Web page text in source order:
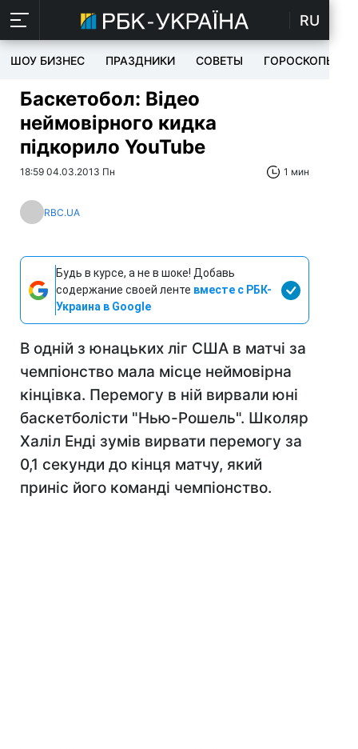
RU
ШОУ БИЗНЕС ПРАЗДНИКИ СОВЕТЫ ГОРОСКОПЫ
Баскетобол: Відео
неймовірного кидка
підкорило YouTube
18:59 04.03.2013 Пн 1 мин
RBC.UA
Будь в курсе, а не в шоке! Добавь
содержание своей ленте вместе с РБК-
Украина в Google
В одній з юнацьких ліг США в матчі за
чемпіонство мала місце неймовірна
кінцівка. Перемогу в ній вирвали юні
баскетболісти "Нью-Рошель". Школяр
Халіл Енді зумів вирвати перемогу за
0,1 секунди до кінця матчу, який
приніс його команді чемпіонство.